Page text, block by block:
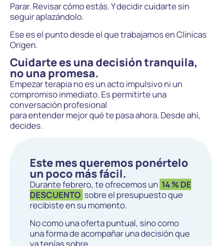
Parar. Revisar cómo estás. Y decidir cuidarte sin
seguir aplazándolo.
Ese es el punto desde el que trabajamos en Clínicas
Origen.
Cuidarte es una decisión tranquila,
no una promesa.
Empezarterapia noes un acto impulsivo ni un
compromiso inmediato. Es permitirte una
conversación profesional
para entender mejor qué te pasa ahora. Desde ahí,
decides.
Este mes queremos ponértelo
un poco más fácil.
Durante febrero, te ofrecemos un 14 % DE
DESCUENTO sobre el presupuesto que
recibiste en su momento.
No como una oferta puntual, sino como
una forma de acompañar una decisión que
ya tenías sobre